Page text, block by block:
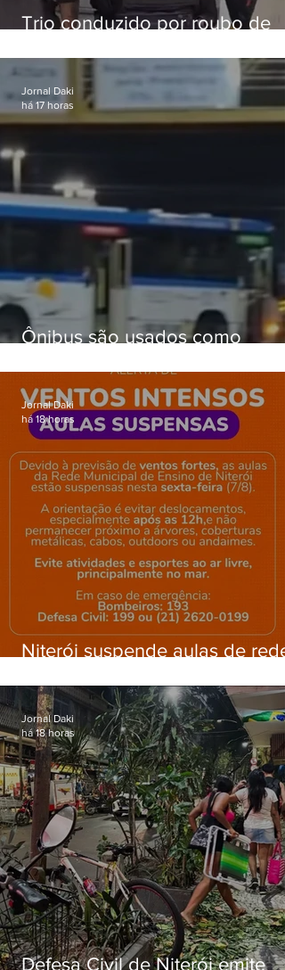
Trio conduzido por roubo de
passagens
Ônibus são usados como
Gardênia Azul
Jornal Daki
há 17 horas
Niterói suspende aulas de rede
ventos fortes nesta sexta (7)
Jornal Daki
há 18 horas
Defesa Civil de Niterói emite
Jornal Daki
há 18 horas